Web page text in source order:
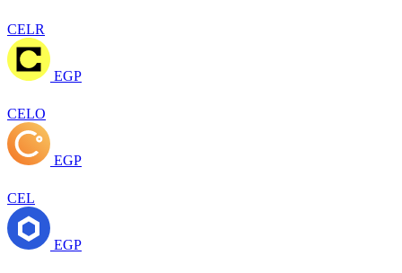
CELR
EGP
CELO
EGP
CEL
EGP